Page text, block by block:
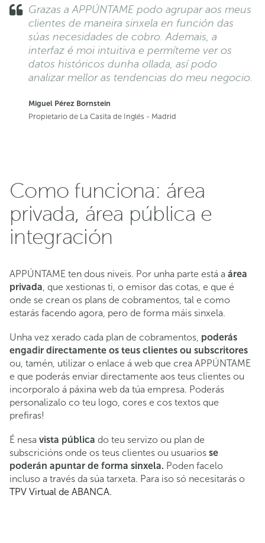
Grazas a APPÚNTAME podo agrupar aos meus
clientes de maneira sinxela en función das
súas necesidades de cobro. Ademais, a
interfaz é moi intuitiva e permíteme ver os
datos históricos dunha ollada, así podo
analizar mellor as tendencias do meu negocio.
Miguel Pérez Bornstein
Propietario de La Casita de Inglés - Madrid
Como funciona: área
privada, área pública e
integración
APPÚNTAME ten dous niveis. Por unha parte está a área
privada , que xestionas ti, o emisor das cotas, e que é
onde se crean os plans de cobramentos, tal e como
estarás facendo agora, pero de forma máis sinxela.
Unha vez xerado cada plan de cobramentos, poderás
engadir directamente os teus clientes ou subscritores
ou, tamén, utilizar o enlace á web que crea APPÚNTAME
e que poderás enviar directamente aos teus clientes ou
incorporalo á páxina web da túa empresa. Poderás
personalizalo co teu logo, cores e cos textos que
prefiras!
É nesa vista pública do teu servizo ou plan de
subscricións onde os teus clientes ou usuarios se
poderán apuntar de forma sinxela. Poden facelo
incluso a través da súa tarxeta. Para iso só necesitarás o
TPV Virtual de ABANCA.